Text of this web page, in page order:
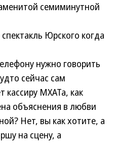
семиминутной
Юрского когда
нужно говорить
сейчас сам
кассиру МХАТа, как
объяснения в любви
Нет, вы как хотите, а
на сцену, а